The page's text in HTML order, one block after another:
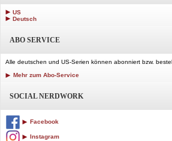
US
Deutsch
ABO SERVICE
Alle deutschen und US-Serien können abonniert bzw.
Mehr zum Abo-Service
SOCIAL NERDWORK
Facebook
Instagram